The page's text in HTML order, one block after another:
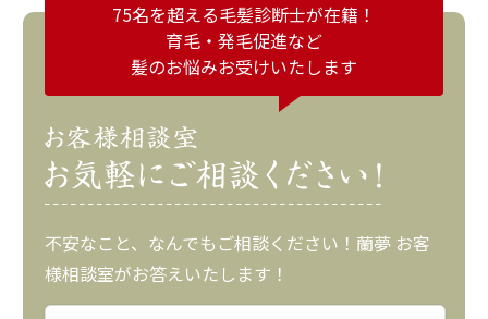
75名を超える毛髪診断士が在籍！
育毛・発毛促進など
髪のお悩みお受けいたします
不安なこと、なんでもご相談ください！蘭夢 お客
様相談室がお答えいたします！